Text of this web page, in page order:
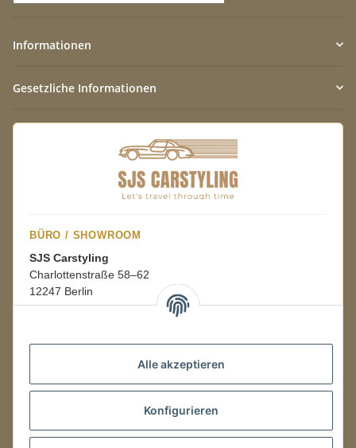
Alle akzeptieren
Konfigurieren
Informationen
Gesetzliche Informationen
BÜRO / SHOWROOM
SJS Carstyling
Charlottenstraße 58–62
12247 Berlin
08:00–16:00 Uhr
LAGER / RETOUREN
Packmonster Fulfillment
SJS Carstyling Lager